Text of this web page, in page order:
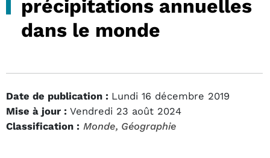
précipitations annuelles
dans le monde
Date de publication : Lundi 16 décembre 2019
Mise à jour : Vendredi 23 août 2024
Classification : Monde, Géographie